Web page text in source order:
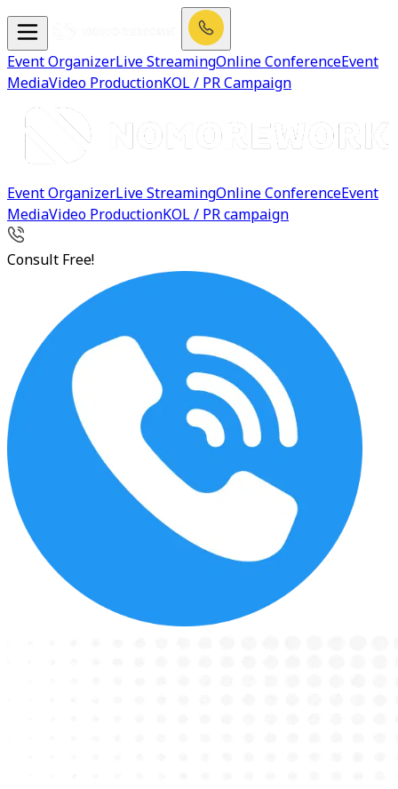
Event OrganizerLive StreamingOnline ConferenceEvent
MediaVideo ProductionKOL / PR Campaign
Event OrganizerLive StreamingOnline ConferenceEvent
MediaVideo ProductionKOL / PR campaign
Consult Free!